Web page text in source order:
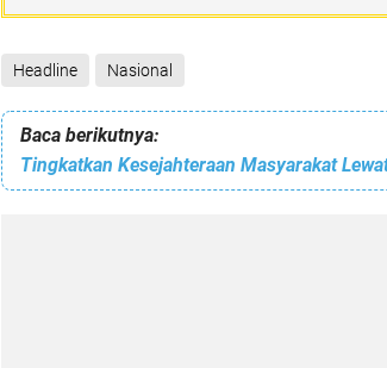
Headline Nasional
Baca berikutnya: